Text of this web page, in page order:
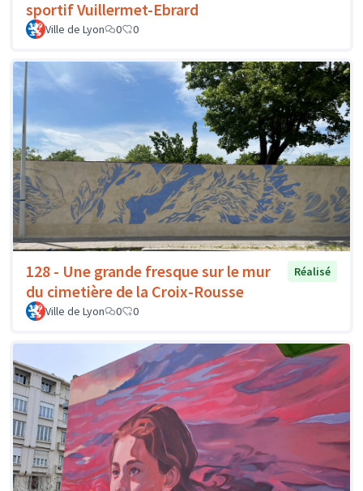
sportif Vuillermet-Ebrard
Ville de Lyon 0 0
128 - Une grande fresque sur le mur
du cimetière de la Croix-Rousse
Réalisé
Ville de Lyon 0 0